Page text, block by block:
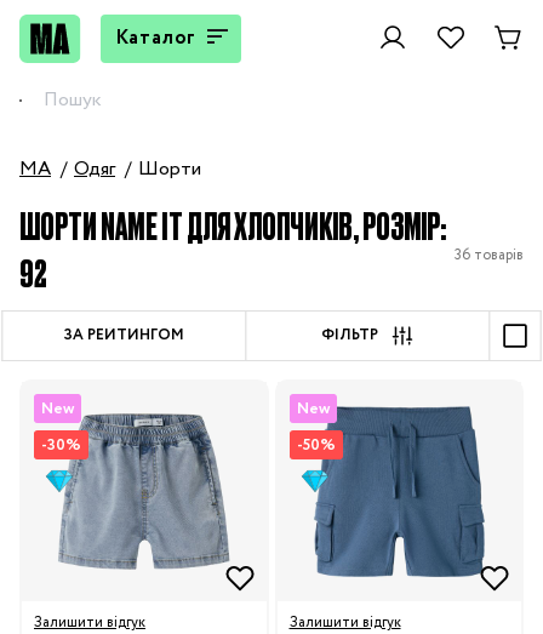
Каталог
MA Одяг Шорти
ШОРТИ NAME IT ДЛЯ ХЛОПЧИКІВ, РОЗМІР:
92
36 товарів
ЗА РЕЙТИНГОМ ФІЛЬТР
New
-30%
Залишити відгук
New
-50%
Залишити відгук